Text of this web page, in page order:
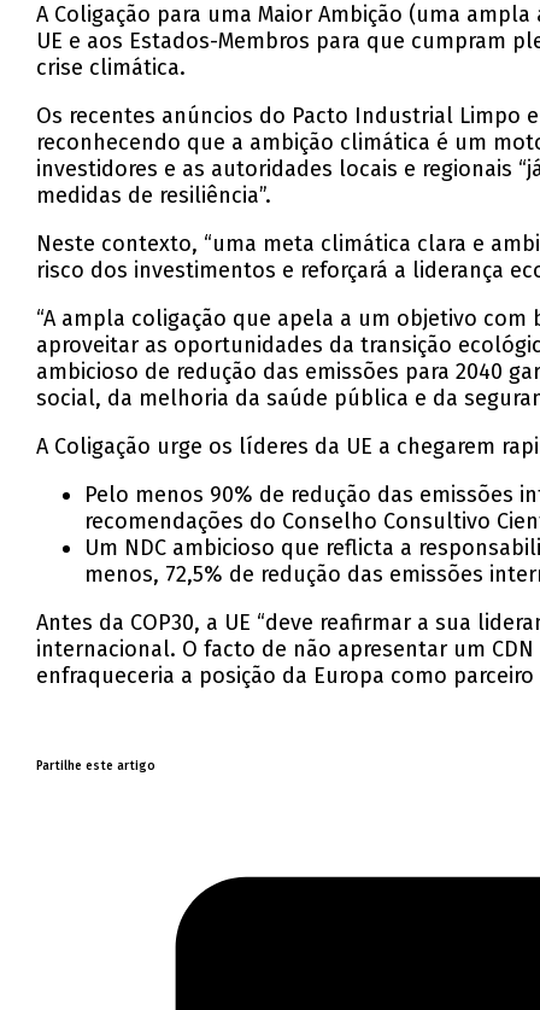
A Coligação para uma Maior Ambição (uma
UE e aos Estados-Membros para que cumpram
crise climática.
Os recentes anúncios do Pacto Industrial Limpo
reconhecendo que a ambição climática é um
investidores e as autoridades locais e regionais
medidas de resiliência”.
Neste contexto, “uma meta climática clara e
risco dos investimentos e reforçará a liderança
“A ampla coligação que apela a um objetivo
aproveitar as oportunidades da transição
ambicioso de redução das emissões para 2040
social, da melhoria da saúde pública e da
A Coligação urge os líderes da UE a chegarem
Pelo menos 90% de redução das emissões
recomendações do Conselho Consultivo
Um NDC ambicioso que reflicta a
menos, 72,5% de redução das emissões
Antes da COP30, a UE “deve reafirmar a sua
internacional. O facto de não apresentar um
enfraqueceria a posição da Europa como
Partilhe este artigo